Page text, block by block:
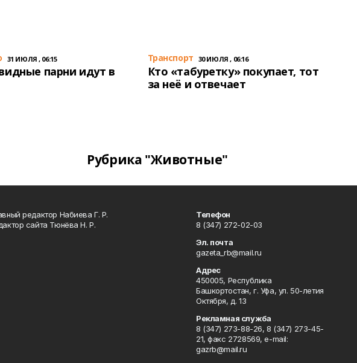
31 ИЮЛЯ , 06:15
парни идут в
Транспорт 30 ИЮЛЯ , 06:16
Кто «табуретку» покупает, тот
за неё и отвечает
Рубрика "Животные"
редактор Набиева Г. Р.
сайта Тюнёва Н. Р.
Телефон
8 (347) 272-02-03
Эл. почта
gazeta_rb@mail.ru
Адрес
450005, Республика
Башкортостан, г. Уфа, ул. 50-летия
Октября, д. 13
Рекламная служба
8 (347) 273-88-26, 8 (347) 273-45-
21, факс 2728569, e-mail:
gazrb@mail.ru